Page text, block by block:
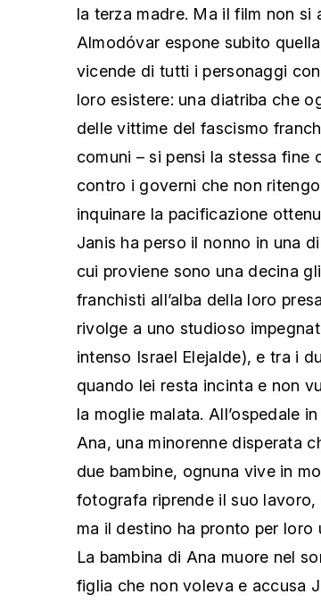
la terza madre. Ma il film non si
Almodóvar espone subito
vicende di tutti i personaggi
loro esistere: una diatriba che
delle vittime del fascismo
comuni – si pensi la stessa fine
contro i governi che non
inquinare la pacificazione
Janis ha perso il nonno in una
cui proviene sono una decina
franchisti all’alba della loro
rivolge a uno studioso
intenso Israel Elejalde), e tra i
quando lei resta incinta e non
la moglie malata. All’ospedale
Ana, una minorenne disperata
due bambine, ognuna vive in
fotografa riprende il suo
ma il destino ha pronto per
La bambina di Ana muore nel
figlia che non voleva e accusa